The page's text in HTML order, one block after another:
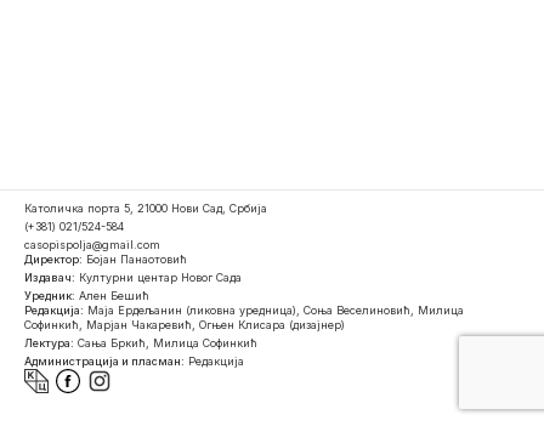
Католичка порта 5, 21000 Нови Сад, Србија
(+381) 021/524-584
casopispolja@gmail.com
Директор: Бојан Панаотовић
Издавач: Културни центар Новог Сада
Уредник: Ален Бешић
Редакција: Маја Ердељанин (ликовна уредница), Соња Веселиновић, Милица
Софинкић, Марјан Чакаревић, Огњен Клисара (дизајнер)
Лектура: Сања Бркић, Милица Софинкић
Администрација и пласман: Редакција